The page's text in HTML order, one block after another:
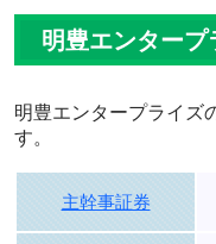
明豊エンター
明豊エンタープライズ
す。
主幹事証券